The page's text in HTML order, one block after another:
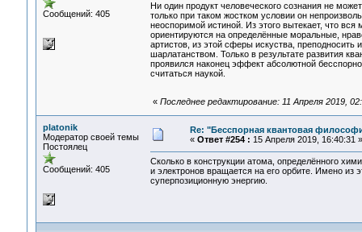
Сообщений: 405
Ни один продукт человеческого сознания не
только при таком жостком условии он
неоспоримой истиной. Из этого вытекает, что
ориентируются на определённые моральные,
артистов, из этой сферы искуства,
шарлатанством. Только в результате развития
проявился наконец эффект абсолютной
считаться наукой.
« Последнее редактирование: 11 Апреля 2019,
platonik
Модератор своей темы
Постоялец
Сообщений: 405
Re: "Бесспорная квантовая
« Ответ #254 : 15 Апреля 2019, 16:40:31 »
Сколько в конструкции атома, определённого
и электронов вращается на его орбите. Имено из
суперпозиционную энергию.